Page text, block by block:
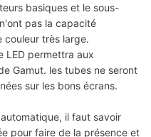
basiques et le sous-
pas la capacité
très large.
LED permettra aux
Gamut. les tubes ne seront
sur les bons écrans.
il faut savoir
pour faire de la présence et